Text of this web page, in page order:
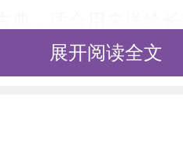
用来送给晚辈；简
展开阅读全文